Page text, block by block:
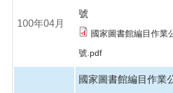
100年04月
號
國家圖書館編目作業
號.pdf
國家圖書館編目作業